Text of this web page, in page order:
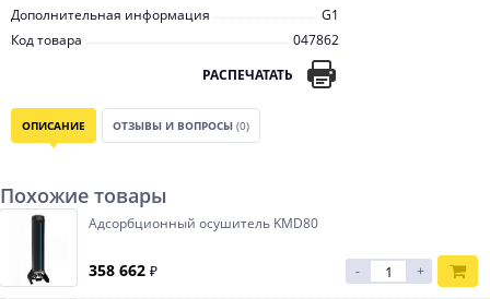
Дополнительная информация
G1
Код товара
047862
РАСПЕЧАТАТЬ
ОПИСАНИЕ ОТЗЫВЫ И ВОПРОСЫ (0)
Похожие товары
Адсорбционный осушитель KMD80
358 662 ₽ - +